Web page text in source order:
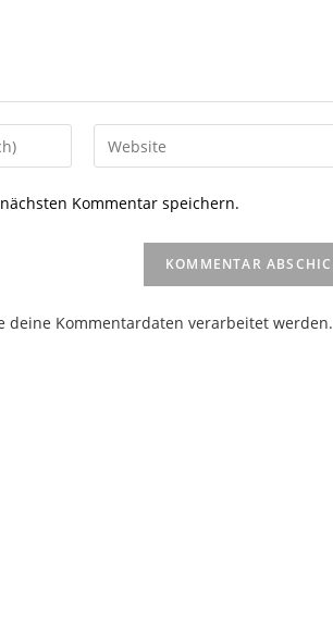
Gib
deine
Kommentar speichern.
deine Kommentardaten verarbeitet werden.